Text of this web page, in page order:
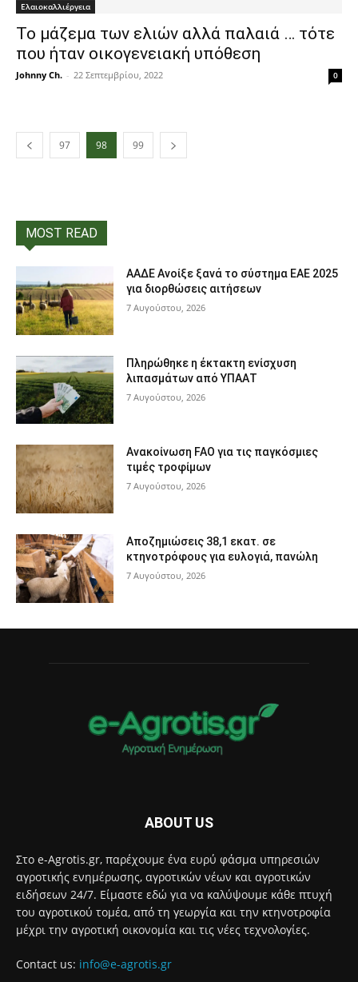
Ελαιοκαλλιέργεια
Το μάζεμα των ελιών αλλά παλαιά … τότε
που ήταν οικογενειακή υπόθεση
Johnny Ch. - 22 Σεπτεμβρίου, 2022 0
97 98 99
MOST READ
ΑΑΔΕ Ανοίξε ξανά το σύστημα ΕΑΕ 2025
για διορθώσεις αιτήσεων
7 Αυγούστου, 2026
Πληρώθηκε η έκτακτη ενίσχυση
λιπασμάτων από ΥΠΑΑΤ
7 Αυγούστου, 2026
Ανακοίνωση FAO για τις παγκόσμιες
τιμές τροφίμων
7 Αυγούστου, 2026
Αποζημιώσεις 38,1 εκατ. σε
κτηνοτρόφους για ευλογιά, πανώλη
7 Αυγούστου, 2026
ABOUT US
Στο e-Agrotis.gr, παρέχουμε ένα ευρύ φάσμα υπηρεσιών
αγροτικής ενημέρωσης, αγροτικών νέων και αγροτικών
ειδήσεων 24/7. Είμαστε εδώ για να καλύψουμε κάθε πτυχή
του αγροτικού τομέα, από τη γεωργία και την κτηνοτροφία
μέχρι την αγροτική οικονομία και τις νέες τεχνολογίες.
Contact us: info@e-agrotis.gr